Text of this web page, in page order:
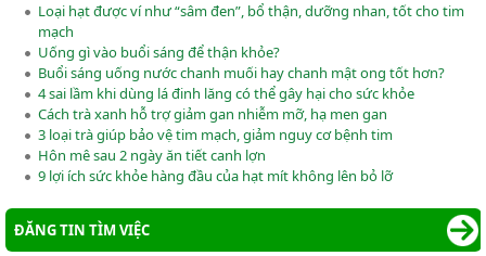
Loại hạt được ví như “sâm đen”, bổ thận, dưỡng nhan, tốt cho tim
mạch
Uống gì vào buổi sáng để thận khỏe?
Buổi sáng uống nước chanh muối hay chanh mật ong tốt hơn?
4 sai lầm khi dùng lá đinh lăng có thể gây hại cho sức khỏe
Cách trà xanh hỗ trợ giảm gan nhiễm mỡ, hạ men gan
3 loại trà giúp bảo vệ tim mạch, giảm nguy cơ bệnh tim
Hôn mê sau 2 ngày ăn tiết canh lợn
9 lợi ích sức khỏe hàng đầu của hạt mít không lên bỏ lỡ
ĐĂNG TIN TÌM VIỆC